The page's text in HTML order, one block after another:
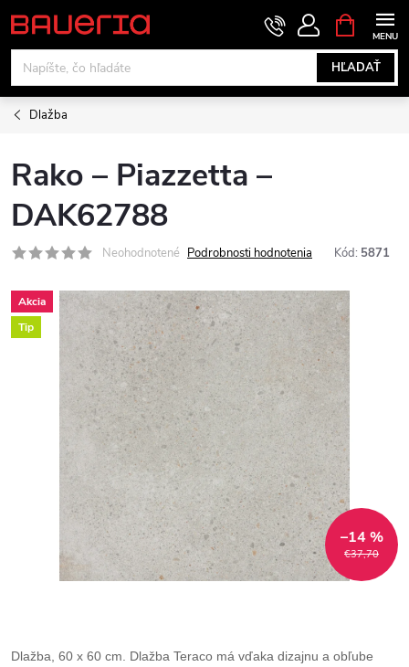
Prejsť
na
obsah
HĽADAŤ
KOŠÍK
Dlažba
Rako – Piazzetta –
DAK62788
Neohodnotené Podrobnosti hodnotenia Kód: 5871
Akcia
Tip
€37,70
–14 %
Dlažba, 60 x 60 cm. Dlažba Teraco má vďaka dizajnu a obľube